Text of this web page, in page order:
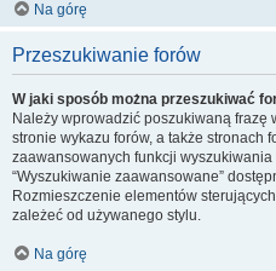
Na górę
Przeszukiwanie forów
W jaki sposób można przeszukiwać
Należy wprowadzić poszukiwaną
stronie wykazu forów, a także stronach
zaawansowanych funkcji
“Wyszukiwanie zaawansowane”
Rozmieszczenie elementów
zależeć od używanego stylu.
Na górę